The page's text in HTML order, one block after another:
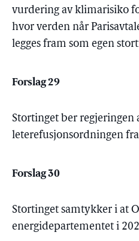
vurdering av klimarisiko
hvor verden når
legges fram som egen
Forslag 29
Stortinget ber regjeringen
leterefusjonsordningen
Forslag 30
Stortinget samtykker i at
energidepartementet i